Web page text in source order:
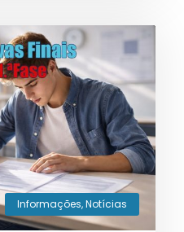
Informações,Notícias